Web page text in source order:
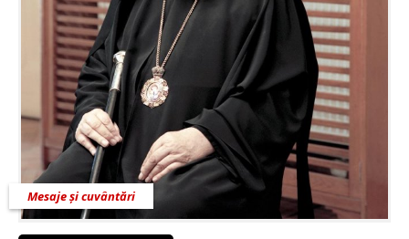
Mesaje și cuvântări